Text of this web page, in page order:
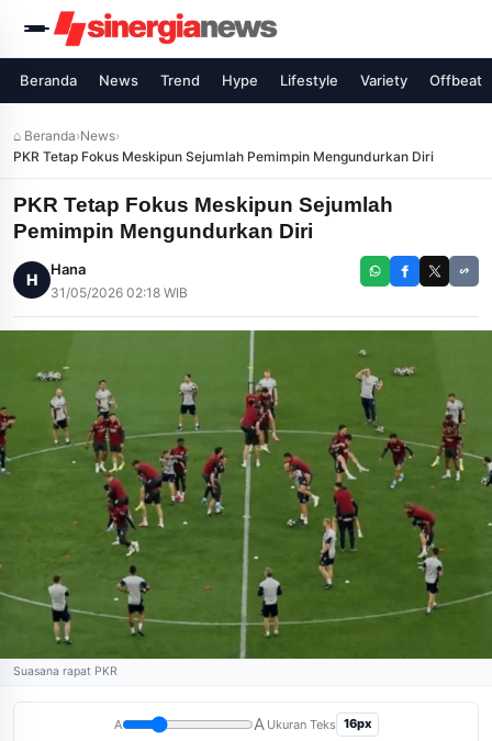
Beranda News Trend Hype Lifestyle Variety Offbeat
⌂ Beranda›News›
PKR Tetap Fokus Meskipun Sejumlah Pemimpin Mengundurkan Diri
PKR Tetap Fokus Meskipun Sejumlah
Pemimpin Mengundurkan Diri
H
Hana
31/05/2026 02:18 WIB
Suasana rapat PKR
A A Ukuran Teks 16px